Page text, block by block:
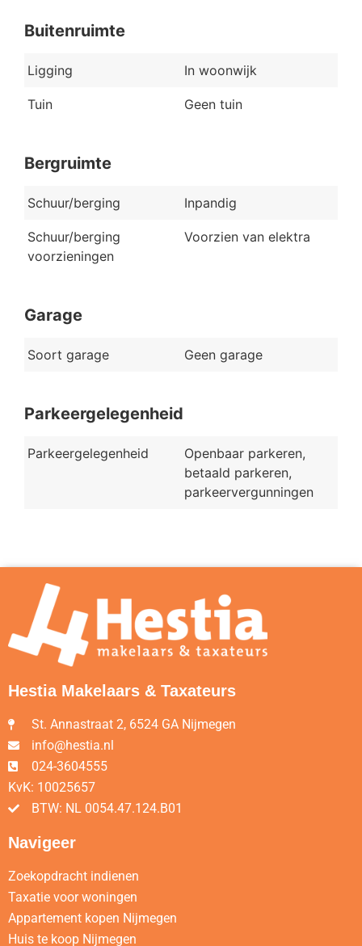
Buitenruimte
Ligging In woonwijk
Tuin Geen tuin
Bergruimte
Schuur/berging Inpandig
Schuur/berging
voorzieningen
Voorzien van elektra
Garage
Soort garage Geen garage
Parkeergelegenheid
Parkeergelegenheid
Openbaar parkeren,
betaald parkeren,
parkeervergunningen
Hestia Makelaars & Taxateurs
St. Annastraat 2, 6524 GA Nijmegen
info@hestia.nl
024-3604555
KvK: 10025657
BTW: NL 0054.47.124.B01
Navigeer
Zoekopdracht indienen
Taxatie voor woningen
Appartement kopen Nijmegen
Huis te koop Nijmegen